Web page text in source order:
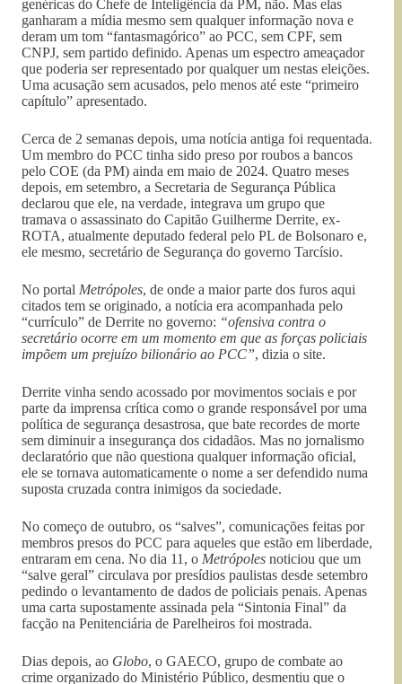
genéricas do Chefe de Inteligência da PM, não. Mas elas
ganharam a mídia mesmo sem qualquer informação nova e
deram um tom “fantasmagórico” ao PCC, sem CPF, sem
CNPJ, sem partido definido. Apenas um espectro ameaçador
que poderia ser representado por qualquer um nestas eleições.
Uma acusação sem acusados, pelo menos até este “primeiro
capítulo” apresentado.
Cerca de 2 semanas depois, uma notícia antiga foi requentada.
Um membro do PCC tinha sido preso por roubos a bancos
pelo COE (da PM) ainda em maio de 2024. Quatro meses
depois, em setembro, a Secretaria de Segurança Pública
declarou que ele, na verdade, integrava um grupo que
tramava o assassinato do Capitão Guilherme Derrite, ex-
ROTA, atualmente deputado federal pelo PL de Bolsonaro e,
ele mesmo, secretário de Segurança do governo Tarcísio.
No portal Metrópoles, de onde a maior parte dos furos aqui
citados tem se originado, a notícia era acompanhada pelo
“currículo” de Derrite no governo: “ofensiva contra o
secretário ocorre em um momento em que as forças policiais
impõem um prejuízo bilionário ao PCC”, dizia o site.
Derrite vinha sendo acossado por movimentos sociais e por
parte da imprensa crítica como o grande responsável por uma
política de segurança desastrosa, que bate recordes de morte
sem diminuir a insegurança dos cidadãos. Mas no jornalismo
declaratório que não questiona qualquer informação oficial,
ele se tornava automaticamente o nome a ser defendido numa
suposta cruzada contra inimigos da sociedade.
No começo de outubro, os “salves”, comunicações feitas por
membros presos do PCC para aqueles que estão em liberdade,
entraram em cena. No dia 11, o Metrópoles noticiou que um
“salve geral” circulava por presídios paulistas desde setembro
pedindo o levantamento de dados de policiais penais. Apenas
uma carta supostamente assinada pela “Sintonia Final” da
facção na Penitenciária de Parelheiros foi mostrada.
Dias depois, ao Globo, o GAECO, grupo de combate ao
crime organizado do Ministério Público, desmentiu que o